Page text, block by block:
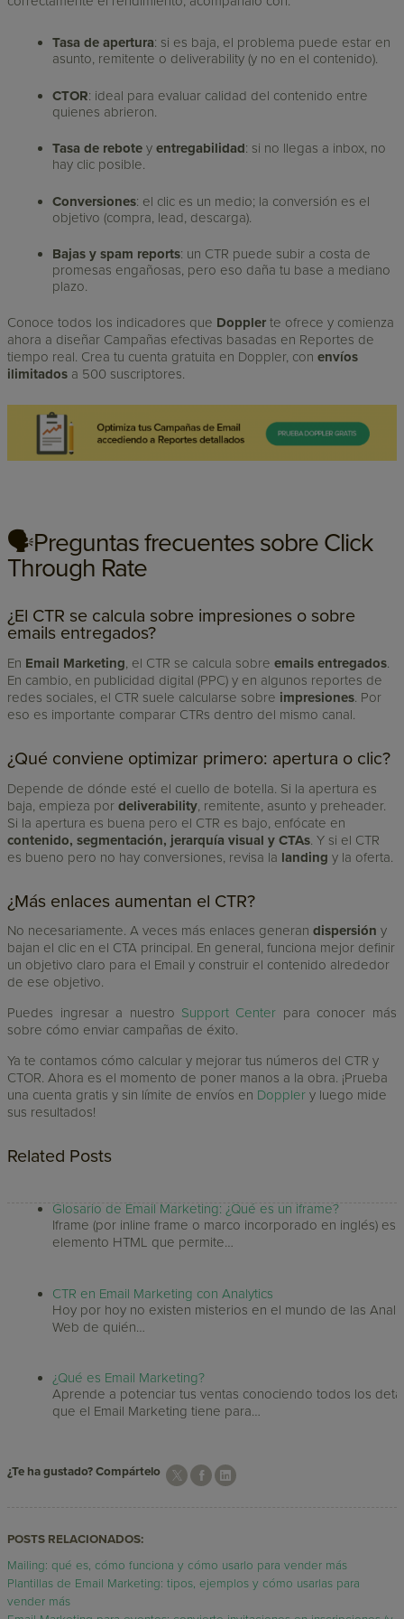
Tasa de apertura: si es baja, el problema puede estar en
asunto, remitente o deliverability (y no en el contenido).
CTOR: ideal para evaluar calidad del contenido entre
quienes abrieron.
Tasa de rebote yentregabilidad: si no llegas a inbox, no
hay clic posible.
Conversiones: el clic es un medio; la conversión es el
objetivo (compra, lead, descarga).
Bajas y spam reports: un CTR puede subir a costa de
promesas engañosas, pero eso daña tu base a mediano
plazo.
Conoce todos los indicadores que Doppler te ofrece y comienza
ahora a diseñar Campañas efectivas basadas en Reportes de
tiempo real. Crea tu cuenta gratuita en Doppler, conenvíos
ilimitados a 500 suscriptores.
🗣️Preguntas frecuentes sobre Click
Through Rate
¿El CTR se calcula sobre impresiones o sobre
emails entregados?
En Email Marketing, el CTR se calcula sobreemails entregados.
En cambio, en publicidad digital (PPC) y en algunos reportes de
redes sociales, el CTR suele calcularse sobre impresiones. Por
eso es importante comparar CTRs dentro del mismo canal.
¿Qué conviene optimizar primero: apertura o clic?
Depende de dónde esté el cuello de botella. Si la apertura es
baja, empieza pordeliverability, remitente, asunto y preheader.
Si la apertura es buena pero el CTR es bajo, enfócate en
contenido, segmentación, jerarquía visual y CTAs. Y si el CTR
es bueno pero no hay conversiones, revisa la landing y la oferta.
¿Más enlaces aumentan el CTR?
No necesariamente. A veces más enlaces generandispersión y
bajan el clic en el CTA principal. En general, funciona mejor definir
un objetivo claro para el Email y construir el contenido alrededor
de ese objetivo.
Puedes ingresar a nuestro Support Center para conocer más
sobre cómo enviar campañas de éxito.
Ya te contamos cómo calcular y mejorar tus números del CTR y
CTOR. Ahora es el momento de poner manos a la obra. ¡Prueba
una cuenta gratis y sin límite de envíos en Doppler y luego mide
sus resultados!
Related Posts
Glosario de Email Marketing: ¿Qué es un iframe?
Iframe (por inline frame o marco incorporado en inglés) es
elemento HTML que permite…
CTR en Email Marketing con Analytics
Hoy por hoy no existen misterios en el mundo de las
Web de quién…
¿Qué es Email Marketing?
Aprende a potenciar tus ventas conociendo todos los
que el Email Marketing tiene para…
¿Te ha gustado? Compártelo
POSTS RELACIONADOS:
Mailing: qué es, cómo funciona y cómo usarlo para vender más
Plantillas de Email Marketing: tipos, ejemplos y cómo usarlas para
vender más